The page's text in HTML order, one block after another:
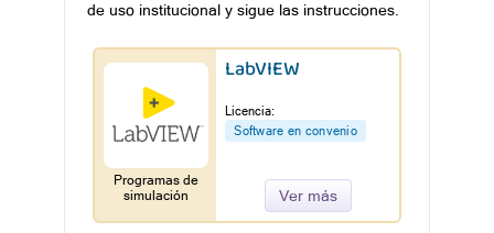
de uso institucional y sigue las instrucciones.
Programas de
simulación
LabVIEW
Licencia:
Software en convenio
Ver más